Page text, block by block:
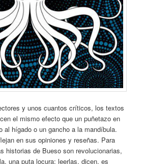
y unos cuantos críticos, los textos
el mismo efecto que un puñetazo en
al hígado o un gancho a la mandíbula.
en sus opiniones y reseñas. Para
historias de Bueso son revolucionarias,
una puta locura; leerlas, dicen, es